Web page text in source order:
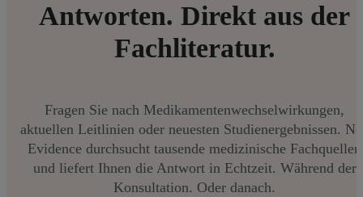
Antworten. Direkt aus der
Fachliteratur.
Fragen Sie nach Medikamentenwechselwirkungen,
aktuellen Leitlinien oder neuesten Studienergebnissen.
Evidence durchsucht tausende medizinische Fachquellen
und liefert Ihnen die Antwort in Echtzeit. Während der
Konsultation. Oder danach.